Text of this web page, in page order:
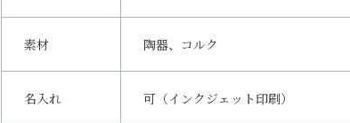
素材 陶器、コルク
名入れ 可（インクジェット印刷）